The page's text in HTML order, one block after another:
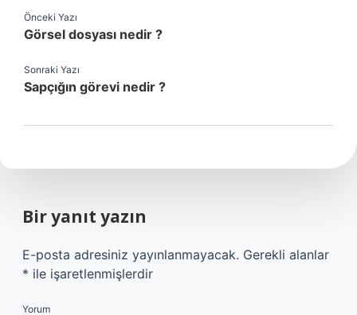
Önceki Yazı
Görsel dosyası nedir ?
Sonraki Yazı
Sapçığın görevi nedir ?
Bir yanıt yazın
E-posta adresiniz yayınlanmayacak. Gerekli alanlar
* ile işaretlenmişlerdir
Yorum